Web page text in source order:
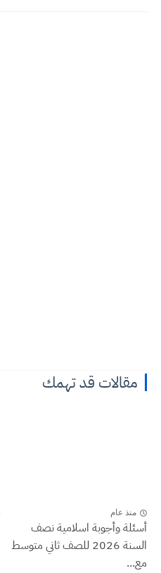
مقالات قد تهمك
منذ عام
أسئلة وأجوبة اسلامية نصف
السنة 2026 للصف ثاني متوسط
مع...